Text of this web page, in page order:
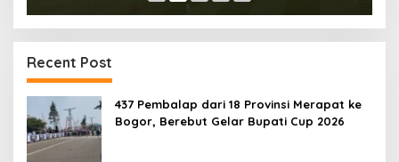
Recent Post
437 Pembalap dari 18 Provinsi Merapat ke
Bogor, Berebut Gelar Bupati Cup 2026